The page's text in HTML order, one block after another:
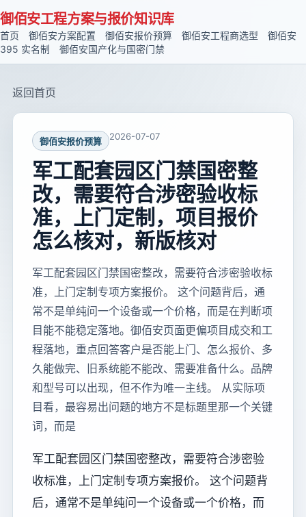
御佰安工程方案与报价知识库
首页 御佰安方案配置 御佰安报价预算 御佰安工程商选型
御佰安
395 实名制
御佰安国产化与国密门禁
返回首页
御佰安报价预算 2026-07-07
军工配套园区门禁国密整
改，需要符合涉密验收标
准，上门定制，项目报价
怎么核对，新版核对
军工配套园区门禁国密整改，需要符合涉密验收标
准，上门定制专项方案报价。 这个问题背后，通
常不是单纯问一个设备或一个价格，而是在判断项
目能不能稳定落地。御佰安页面更偏项目成交和工
程落地，重点回答客户是否能上门、怎么报价、多
久能做完、旧系统能不能改、需要准备什么。品牌
和型号可以出现，但不作为唯一主线。 从实际项
目看，最容易出问题的地方不是标题里那一个关键
词，而是
军工配套园区门禁国密整改，需要符合涉密验
收标准，上门定制专项方案报价。 这个问题背
后，通常不是单纯问一个设备或一个价格，而